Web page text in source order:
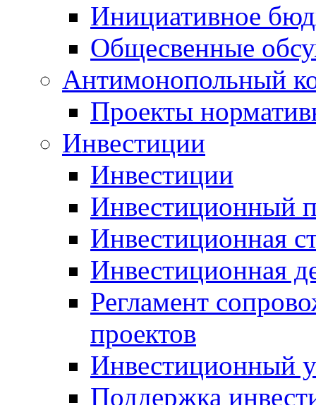
Инициативное
Общесвенные
Антимонопольный
Проекты
Инвестиции
Инвестиции
Инвестиционный
Инвестиционная
Инвестиционная
Регламент
проектов
Инвестиционный
Поддержка